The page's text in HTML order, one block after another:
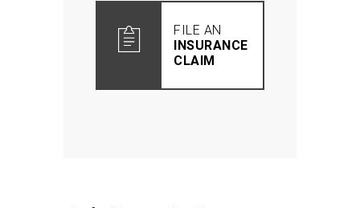
FILE AN
INSURANCE
CLAIM